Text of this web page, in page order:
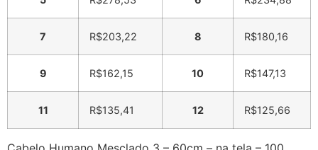
7 R$203,22 8 R$180,16
9 R$162,15 10 R$147,13
11 R$135,41 12 R$125,66